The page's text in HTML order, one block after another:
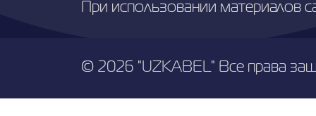
© 2026 "UZKABEL" Все права
При использовании материалов